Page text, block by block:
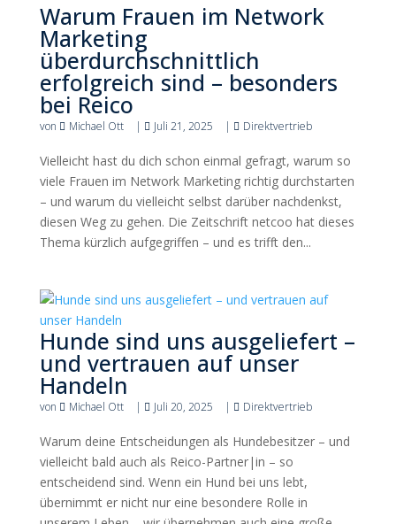
Warum Frauen im Network
Marketing
überdurchschnittlich
erfolgreich sind – besonders
bei Reico
von Michael Ott | Juli 21, 2025 | Direktvertrieb
Vielleicht hast du dich schon einmal gefragt, warum so
viele Frauen im Network Marketing richtig durchstarten
– und warum du vielleicht selbst darüber nachdenkst,
diesen Weg zu gehen. Die Zeitschrift netcoo hat dieses
Thema kürzlich aufgegriffen – und es trifft den...
Hunde sind uns ausgeliefert –
und vertrauen auf unser
Handeln
von Michael Ott | Juli 20, 2025 | Direktvertrieb
Warum deine Entscheidungen als Hundebesitzer – und
vielleicht bald auch als Reico-Partner|in – so
entscheidend sind. Wenn ein Hund bei uns lebt,
übernimmt er nicht nur eine besondere Rolle in